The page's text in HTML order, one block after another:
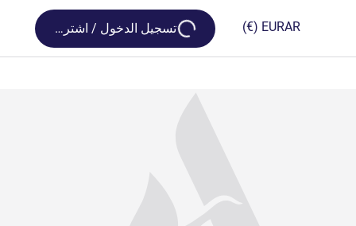
AR
EUR
(€)
Loading...
تسجيل الدخول / اشترك